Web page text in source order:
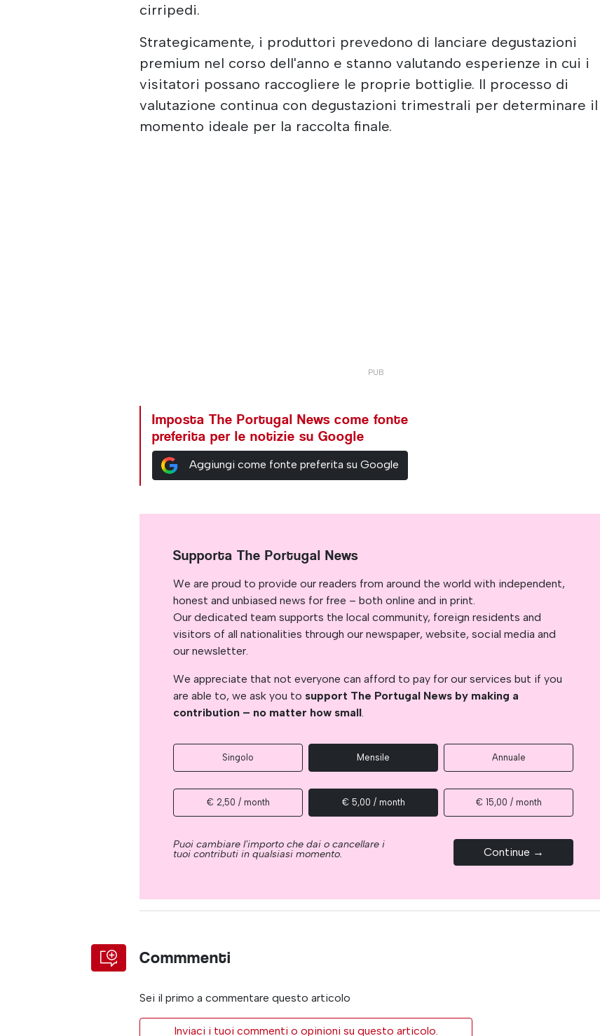
cirripedi.
Strategicamente, i produttori prevedono di lanciare degustazioni
premium nel corso dell'anno e stanno valutando esperienze in cui i
visitatori possano raccogliere le proprie bottiglie. Il processo di
valutazione continua con degustazioni trimestrali per determinare il
momento ideale per la raccolta finale.
Imposta The Portugal News come fonte
preferita per le notizie su Google
Aggiungi come fonte preferita su Google
Supporta The Portugal News
We are proud to provide our readers from around the world with independent,
honest and unbiased news for free – both online and in print.
Our dedicated team supports the local community, foreign residents and
visitors of all nationalities through our newspaper, website, social media and
our newsletter.
We appreciate that not everyone can afford to pay for our services but if you
are able to, we ask you to support The Portugal News by making a
contribution – no matter how small.
Singolo Mensile Annuale
€ 2,50 / month € 5,00 / month € 15,00 / month
Puoi cambiare l'importo che dai o cancellare i
tuoi contributi in qualsiasi momento. Continue →
Commmenti
Sei il primo a commentare questo articolo
Inviaci i tuoi commenti o opinioni su questo articolo.